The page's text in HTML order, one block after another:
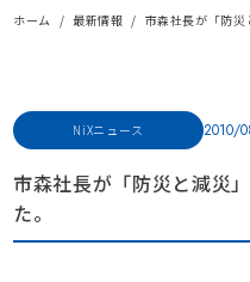
ホーム 最新情報 市森社長が「防災
NiXニュース 2010/
市森社長が「防災と減災
た。